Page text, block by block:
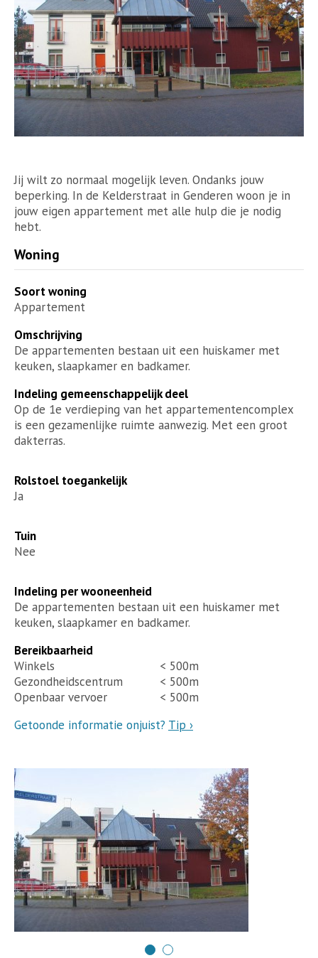
Jij wilt zo normaal mogelijk leven. Ondanks jouw
beperking. In de Kelderstraat in Genderen woon je in
jouw eigen appartement met alle hulp die je nodig
hebt.
Woning
Soort woning
Appartement
Omschrijving
De appartementen bestaan uit een huiskamer met
keuken, slaapkamer en badkamer.
Indeling gemeenschappelijk deel
Op de 1e verdieping van het appartementencomplex
is een gezamenlijke ruimte aanwezig. Met een groot
dakterras.
Rolstoel toegankelijk
Ja
Tuin
Nee
Indeling per wooneenheid
De appartementen bestaan uit een huiskamer met
keuken, slaapkamer en badkamer.
Bereikbaarheid
Winkels
< 500m
Gezondheidscentrum
< 500m
Openbaar vervoer
< 500m
Getoonde informatie onjuist? Tip ›